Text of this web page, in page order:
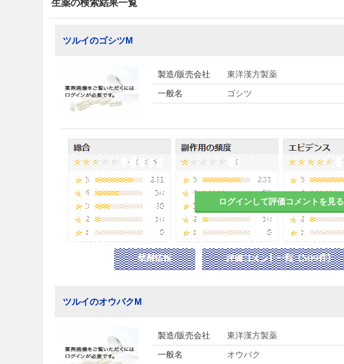
生薬の検索結果一覧
ツルイのゴシツM
製造/販売会社
東洋漢方製薬
一般名
ゴシツ
ログインして評価コメントを見る
ツルイのオウバクM
製造/販売会社
東洋漢方製薬
一般名
オウバク